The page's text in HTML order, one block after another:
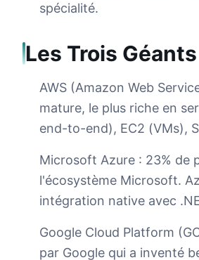
spécialité.
Les Trois
AWS (Amazon Web
mature, le plus riche en
end-to-end), EC2 (VMs),
Microsoft Azure : 23% de
l'écosystème Microsoft.
intégration native avec
Google Cloud Platform
par Google qui a inventé